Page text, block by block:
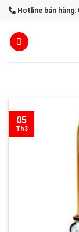
Skip
content
Hotline bán hàng:
05
Th3